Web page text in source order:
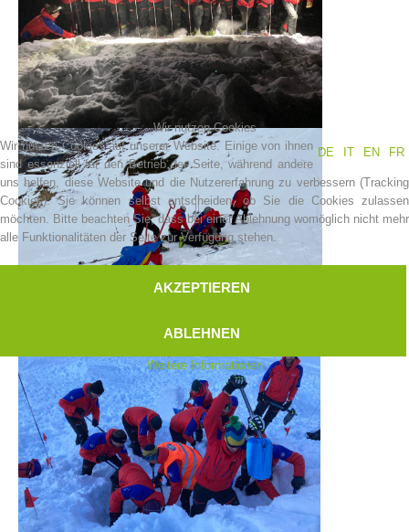
Bergrettungsstellen
Wir nutzen Cookies
DE
IT EN FR
Wir nutzen Cookies auf unserer Website. Einige von ihnen
sind essenziell für den Betrieb der Seite, während andere
uns helfen, diese Website und die Nutzererfahrung zu verbessern (Tracking
Cookies). Sie können selbst entscheiden, ob Sie die Cookies zulassen
möchten. Bitte beachten Sie, dass bei einer Ablehnung womöglich nicht mehr
alle Funktionalitäten der Seite zur Verfügung stehen.
AKZEPTIEREN
ABLEHNEN
Weitere Informationen